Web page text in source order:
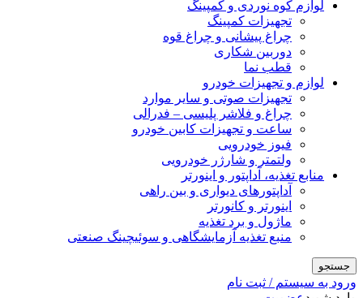
لوازم کوه نوردی و کمپینگ
تجهیزات کمپینگ
چراغ پیشانی و چراغ قوه
دوربین شکاری
قطب نما
لوازم و تجهیزات خودرو
تجهیزات صوتی و سایر موارد
چراغ و فلاشر پلیسی – فدرالی
ساعت و تجهیزات کابین خودرو
فیوز خودرویی
ولتمتر و شارژر خودرویی
منابع تغذیه، آداپتور و اینورتر
آداپتورهای دیواری و بین راهی
اینورتر و کانورتر
ماژول و برد تغذیه
منبع تغذیه آزمایشگاهی و سوئیچینگ صنعتی
جستجو
ورود به سیستم / ثبت نام